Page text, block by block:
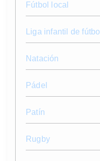
Fútbol local
Liga infantil de fútbol
Natación
Pádel
Patín
Rugby